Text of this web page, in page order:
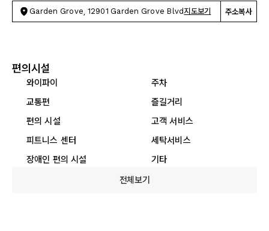
Garden Grove, 12901 Garden Grove Blvd 지도보기 주소복사
편의시설
와이파이
주차
교통편
즐길거리
편의 시설
고객 서비스
피트니스 센터
세탁서비스
장애인 편의 시설
기타
전체보기